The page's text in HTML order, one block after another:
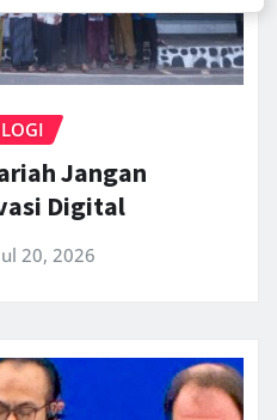
Jangan
Digital
20, 2026